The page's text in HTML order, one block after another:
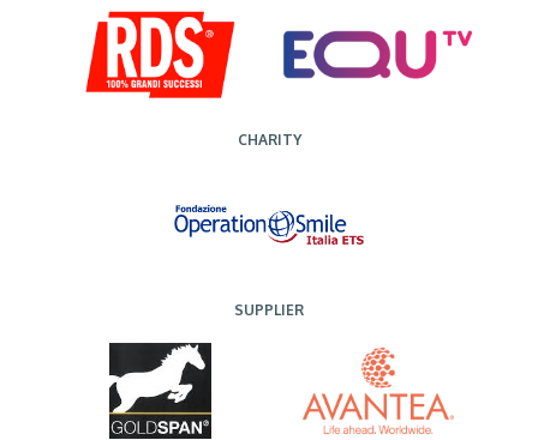
CHARITY
SUPPLIER